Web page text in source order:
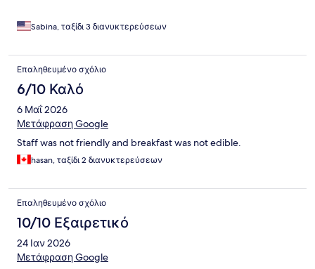
Sabina, ταξίδι 3 διανυκτερεύσεων
Επαληθευμένο σχόλιο
6/10 Καλό
6 Μαΐ 2026
Μετάφραση Google
Staff was not friendly and breakfast was not edible.
hasan, ταξίδι 2 διανυκτερεύσεων
Επαληθευμένο σχόλιο
10/10 Εξαιρετικό
24 Ιαν 2026
Μετάφραση Google